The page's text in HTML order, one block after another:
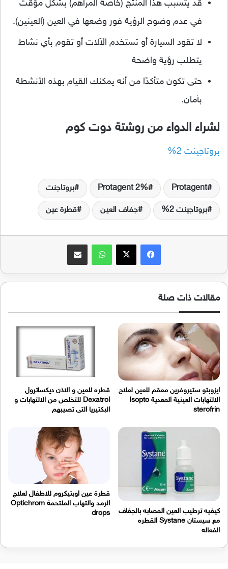
قد يتسبب هذا المنتج (خاصة المراهم) بشكل مؤقت
في عدم وضوح الرؤية فور وضعها في العين (العينين).
لا تقود السيارة أو تستخدم الآلات أو تقوم بأي نشاط
يتطلب رؤية واضحة
حتى تكون متأكدًا من أنه يمكنك القيام بهذه الأنشطة
بأمان.
لشراء الدواء من روشتة دوت كوم
بروتاجينت 2%
Protagent
Protagent 2% بروتاجنت
بروتاجينت 2% جفاف العين قطرة عين
فيسبوك واتساب
مقالات ذات صلة
ايزوبتو ستيروفرين معقم للعين لعلاج
الالتهابات العينية المعدية Isopto
sterofrin
قطره للعين و الاذن ديكساترول
Dexatrol للتخلص من الالتهابات و
البكتيريا التى تصيبهم
كيفيه ترطيب العين المصابه بالجفاف
مع سيستان Systane القطره
الفعاله
قطرة عين اوبتيكروم للاطفال لعلاج
الرمد والتهاب الملتحمة Optichrom
drops